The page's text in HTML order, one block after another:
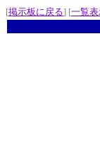
[掲示板に戻る] [一覧